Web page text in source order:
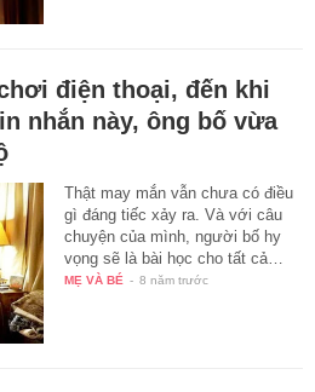
điện thoại, đến khi
nhắn này, ông bố vừa
Thật may mắn vẫn chưa có điều
gì đáng tiếc xảy ra. Và với câu
chuyện của mình, người bố hy
vọng sẽ là bài học cho tất cả…
MẸ VÀ BÉ - 8 năm trước